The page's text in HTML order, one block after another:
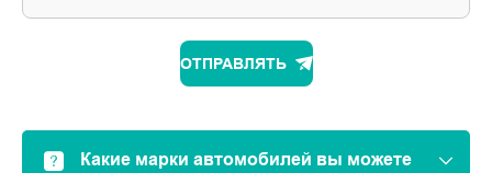
ОТПРАВЛЯТЬ
Какие марки автомобилей вы можете